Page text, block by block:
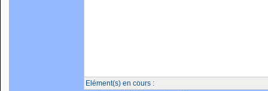
Elément(s) en cours :